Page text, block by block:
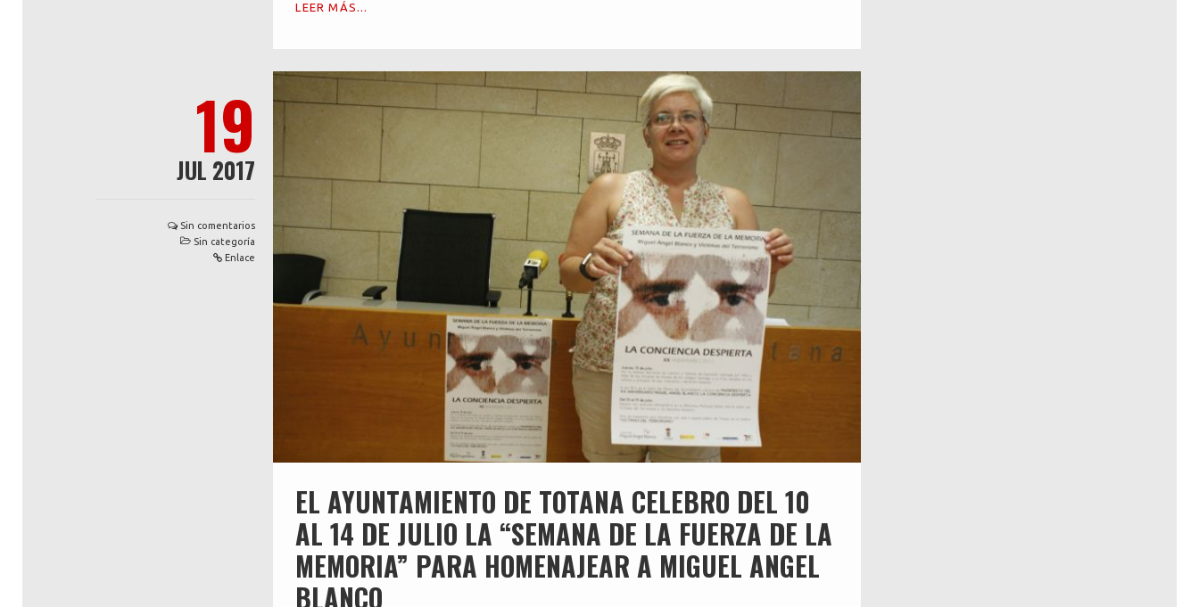
LEER MÁS...
19
JUL 2017
Sin comentarios
Sin categoría
Enlace
EL AYUNTAMIENTO DE TOTANA CELEBRO DEL 10
AL 14 DE JULIO LA “SEMANA DE LA FUERZA DE LA
MEMORIA” PARA HOMENAJEAR A MIGUEL ANGEL
BLANCO